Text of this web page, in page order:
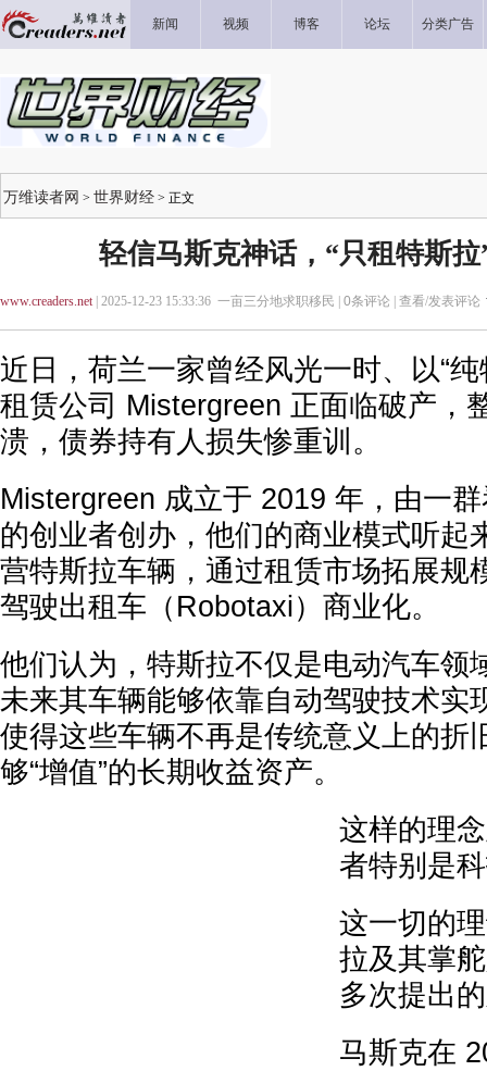
新闻 视频 博客 论坛 分类广告
万维读者网 > 世界财经 > 正文
轻信马斯克神话，“只租特斯
www.creaders.net| 2025-12-23 15:33:36 一亩三分地求职移民 | 0条评论 | 查看/发表评论
近日，荷兰一家曾经风光一时、以“
租赁公司 Mistergreen 正面临破产，
溃，债券持有人损失惨重训。
Mistergreen 成立于 2019 年，由一
的创业者创办，他们的商业模式听起
营特斯拉车辆，通过租赁市场拓展规
驾驶出租车（Robotaxi）商业化。
他们认为，特斯拉不仅是电动汽车领
未来其车辆能够依靠自动驾驶技术实
使得这些车辆不再是传统意义上的折
够“增值”的长期收益资产。
这样的理
者特别是
这一切的
拉及其掌
多次提出
马斯克在